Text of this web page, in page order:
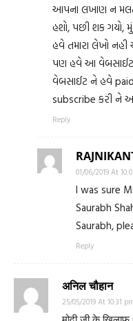
આપના લખાણ ન
હશો, પછી શક ગયો,
હવે તમારા લેખો
પણ હવે આ
વેબસાઈટ ને હવે
subscribe કરી ને
Reply
01/06/2019 At
I was sure
Saurabh
Saurabh,
Reply
अनिल चौहान
25/05/2019 At 10:31 pm